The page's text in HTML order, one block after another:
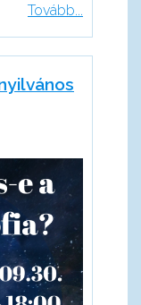
Tovább...